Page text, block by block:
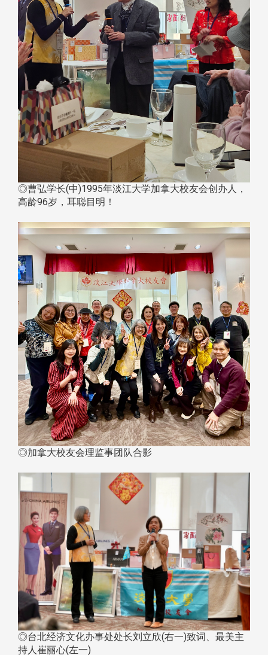
◎曹弘学长(中)1995年淡江大学加拿大校友会创办人，
高龄96岁，耳聪目明！
◎加拿大校友会理监事团队合影
◎台北经济文化办事处处长刘立欣(右一)致词、最美主
持人崔丽心(左一)